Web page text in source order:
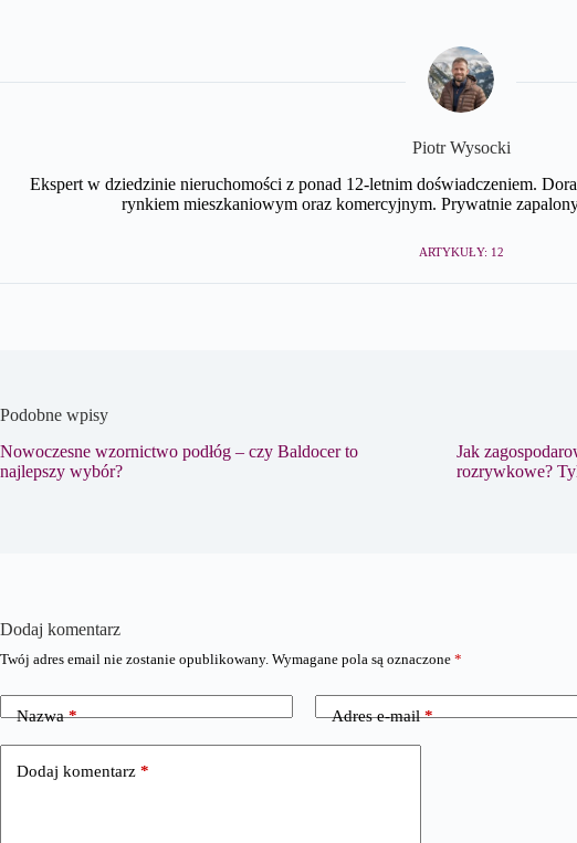
Piotr Wysocki
Ekspert w dziedzinie nieruchomości z ponad 12-letnim doświadczeniem.
rynkiem mieszkaniowym oraz komercyjnym. Prywatnie
ARTYKUŁY: 12
Podobne wpisy
Nowoczesne wzornictwo podłóg – czy Baldocer to
najlepszy wybór?
Jak
rozrywkowe?
Dodaj komentarz
Twój adres email nie zostanie opublikowany. Wymagane pola są oznaczone *
Nazwa* Adres e-mail*
Dodaj komentarz *